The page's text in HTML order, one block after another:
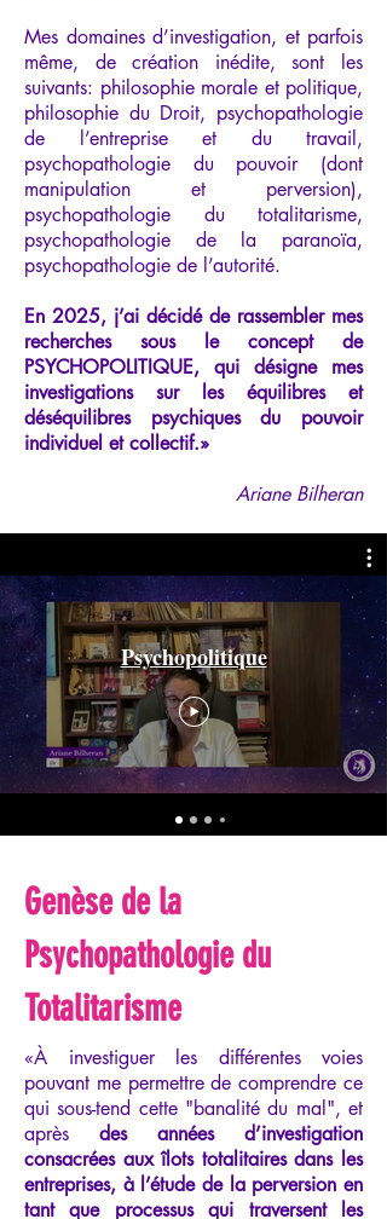
Mes domaines d’investigation, et parfois
même, de création inédite, sont les
suivants: philosophie morale et politique,
philosophie du Droit, psychopathologie
de l’entreprise et du travail,
psychopathologie du pouvoir (dont
manipulation et perversion),
psychopathologie du totalitarisme,
psychopathologie de la paranoïa,
psychopathologie de l’autorité.
En 2025, j’ai décidé de rassembler mes
recherches sous le concept de
PSYCHOPOLITIQUE, qui désigne mes
investigations sur les équilibres et
déséquilibres psychiques du pouvoir
individuel et collectif.»
Ariane Bilheran
Psychopolitique
Genèse de la
Psychopathologie du
Totalitarisme
«À investiguer les différentes voies
pouvant me permettre de comprendre ce
qui sous-tend cette "banalité du mal", et
après des années d’investigation
consacrées aux îlots totalitaires dans les
entreprises, à l’étude de la perversion en
tant que processus qui traversent les